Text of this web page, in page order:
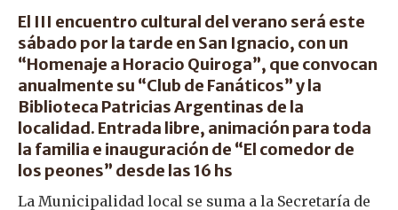
El III encuentro cultural del verano será este
sábado por la tarde en San Ignacio, con un
“Homenaje a Horacio Quiroga”, que convocan
anualmente su “Club de Fanáticos” y la
Biblioteca Patricias Argentinas de la
localidad. Entrada libre, animación para toda
la familia e inauguración de “El comedor de
los peones” desde las 16 hs
La Municipalidad local se suma a la Secretaría de